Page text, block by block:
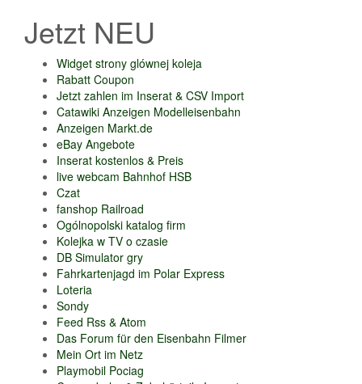
Jetzt NEU
Widget strony glównej koleja
Rabatt Coupon
Jetzt zahlen im Inserat & CSV Import
Catawiki Anzeigen Modelleisenbahn
Anzeigen Markt.de
eBay Angebote
Inserat kostenlos & Preis
live webcam Bahnhof HSB
Czat
fanshop Railroad
Ogólnopolski katalog firm
Kolejka w TV o czasie
DB Simulator gry
Fahrkartenjagd im Polar Express
Loteria
Sondy
Feed Rss & Atom
Das Forum für den Eisenbahn Filmer
Mein Ort im Netz
Playmobil Pociag